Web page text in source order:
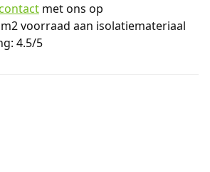
contact met ons op
m2 voorraad aan isolatiemateriaal
4.5/5